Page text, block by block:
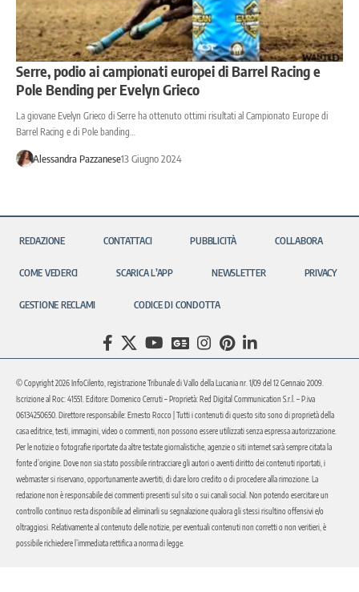
Serre, podio ai campionati europei di Barrel Racing e
Pole Bending per Evelyn Grieco
La giovane Evelyn Grieco di Serre ha ottenuto ottimi risultati al Campionato Europe di
Barrel Racing e di Pole banding…
Alessandra Pazzanese13 Giugno 2024
REDAZIONE CONTATTACI PUBBLICITÀ COLLABORA
COME VEDERCI SCARICA L’APP NEWSLETTER PRIVACY
GESTIONE RECLAMI CODICE DI CONDOTTA
© Copyright 2026 InfoCilento, registrazione Tribunale di Vallo della Lucania nr. 1/09 del 12 Gennaio 2009.
Iscrizione al Roc: 41551. Editore: Domenico Cerruti – Proprietà: Red Digital Communication S.r.l. – P.iva
06134250650. Direttore responsabile: Ernesto Rocco | Tutti i contenuti di questo sito sono di proprietà della
casa editrice, testi, immagini, video o commenti, non possono essere utilizzati senza espressa autorizzazione.
Per le notizie o fotografie riportate da altre testate giornalistiche, agenzie o siti internet sarà sempre citata la
fonte d’origine. Dove non sia stato possibile rintracciare gli autori o aventi diritto dei contenuti riportati, i
webmaster si riservano, opportunamente avvertiti, di dare loro credito o di procedere alla rimozione. La
redazione non è responsabile dei commenti presenti sul sito o sui canali social. Non potendo esercitare un
controllo continuo resta disponibile ad eliminarli su segnalazione qualora gli stessi risultino offensivi e/o
oltraggiosi. Relativamente al contenuto delle notizie, per eventuali contenuti non corretti o non veritieri, è
possibile richiedere l’immediata rettifica a norma di legge.